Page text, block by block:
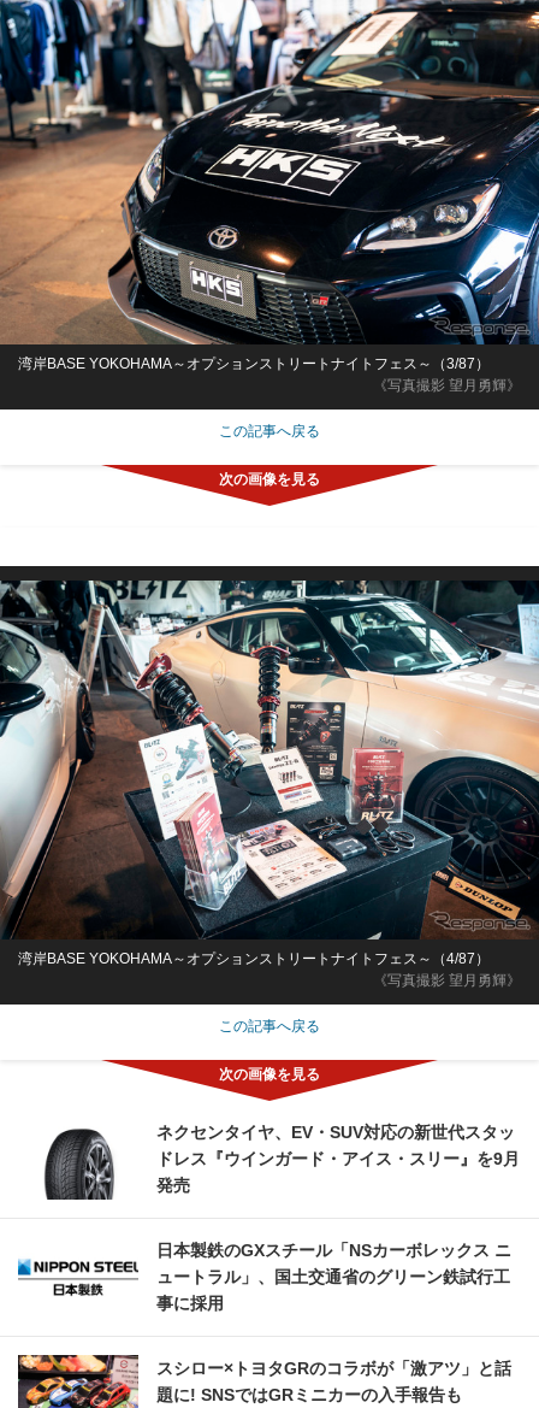
《写真撮影 望月勇輝》
湾岸BASE YOKOHAMA～オプションストリートナイトフェス～（3/87）
この記事へ戻る
《写真撮影 望月勇輝》
湾岸BASE YOKOHAMA～オプションストリートナイトフェス～（4/87）
この記事へ戻る
ネクセンタイヤ、EV・SUV対応の新世代スタッ
ドレス『ウインガード・アイス・スリー』を9月
発売
日本製鉄のGXスチール「NSカーボレックス ニ
ュートラル」、国土交通省のグリーン鉄試行工
事に採用
スシロー×トヨタGRのコラボが「激アツ」と話
題に! SNSではGRミニカーの入手報告も